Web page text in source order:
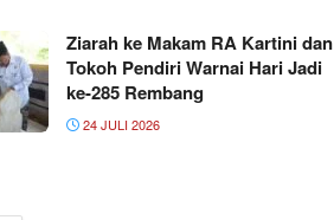
Ziarah ke Makam RA Kartini dan
Tokoh Pendiri Warnai Hari Jadi
ke-285 Rembang
24 JULI 2026